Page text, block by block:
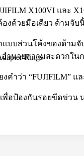
Rings
X100VI และ
งด้วยมือเดียว ด้ามจับ
แบบส่วนโค้งของด้า
ำนวยความสะดวกใน
งคำว่า “FUJIFILM”
อป้องกันรอยขีดข่วน